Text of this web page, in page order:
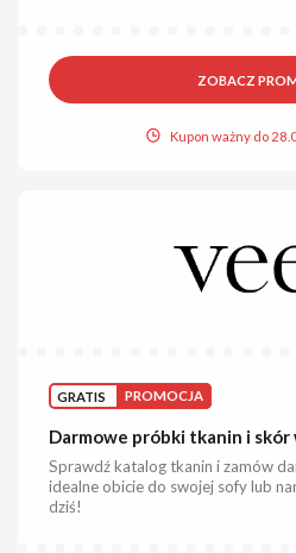
ZOBACZ
Kupon ważny do
GRATIS PROMOCJA
Darmowe próbki tkanin i skór
Sprawdź katalog tkanin i zamów
idealne obicie do swojej sofy lub
dziś!